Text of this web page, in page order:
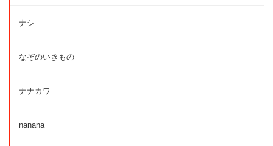
ナシ
なぞのいきもの
ナナカワ
nanana